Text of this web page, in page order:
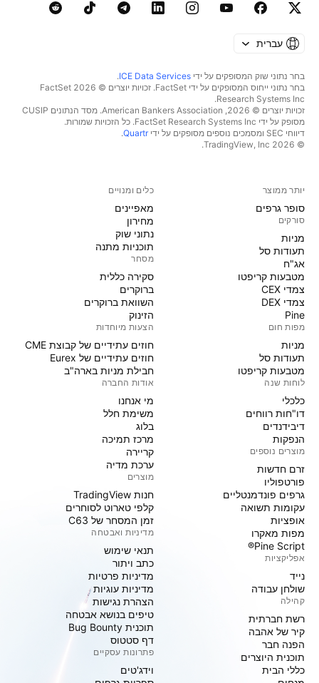
עברית
בחר נתוני שוק המסופקים על ידי ICE Data Services
.
בחר נתוני ייחוס המסופקים על ידי FactSet. זכויות יוצרים © 2026 ‏FactSet
Research Systems Inc.‏
זכויות יוצרים © 2026, ‏American Bankers Association. מסד הנתונים CUSIP
מסופק על ידי FactSet Research Systems Inc. כל הזכויות שמורות.
דיווחי SEC ומסמכים נוספים מסופקים על ידי
Quartr
.
© 2026 ‏TradingView, Inc.‏
יותר ממוצר
סופר גרפים
סורקים
מניות‏
תעודות סל
אג"ח
מטבעות קריפטו
צמדי CEX
צמדי DEX
Pine
מפות חום
מניות‏
תעודות סל
מטבעות קריפטו
לוחות שנה
כלכלי
דו"חות רווחים
דיבידנדים
הנפקות
מוצרים נוספים
זרם חדשות
פורטפוליו
גרפים פונדמנטליים
עקומות תשואה
אופציות
מפות מאקרו
Pine Script®
אפליקציות
נייד
שולחן עבודה
קהילה
רשת חברתית
קיר של אהבה
הפנה חבר
תוכנית היוצרים
כללי הבית
כלים ומנויים
מאפיינים
מחירון
נתוני שוק
תוכניות מתנה
מסחר
סקירה כללית
ברוקרים
השוואת ברוקרים
הזינוק
הצעות מיוחדות
חוזים עתידיים של קבוצת CME
חוזים עתידיים של Eurex
חבילת מניות בארה"ב
אודות החברה
מי אנחנו
משימת חלל
בלוג
מרכז תמיכה
קריירה
ערכת מדיה
מוצרים
חנות TradingView
קלפי טארוט לסוחרים
זמן המסחר של C63
מדיניות ואבטחה
תנאי שימוש
כתב ויתור
מדיניות פרטיות
מדיניות עוגיות
הצהרת נגישות
טיפים בנושא אבטחה
תוכנית Bug Bounty
דף סטטוס
פתרונות עסקיים
וידג'טים